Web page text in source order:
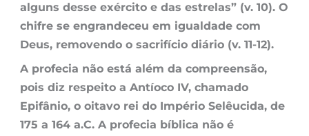
alguns desse exército e das estrelas” (v. 10). O
chifre se engrandeceu em igualdade com
Deus, removendo o sacrifício diário (v. 11-12).
A profecia não está além da compreensão,
pois diz respeito a Antíoco IV, chamado
Epifânio, o oitavo rei do Império Selêucida, de
175 a 164 a.C. A profecia bíblica não é